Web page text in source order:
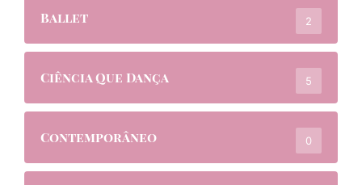
Ballet 2
Ciência Que Dança 5
Contemporâneo 0